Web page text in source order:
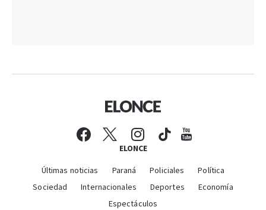
ELONCE
Últimas noticias Paraná Policiales
Política
Sociedad
Internacionales Deportes
Economía
Espectáculos